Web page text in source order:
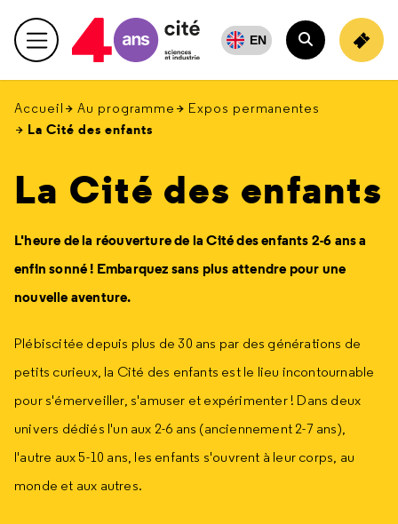
en
haut
Menu principal EN
Rechercher
Accueil Au programme Expos permanentes
La Cité des enfants
La Cité des enfants
L'heure de la réouverture de la Cité des enfants 2-6 ans a
enfin sonné ! Embarquez sans plus attendre pour une
nouvelle aventure.
Plébiscitée depuis plus de 30 ans par des générations de
petits curieux, la Cité des enfants est le lieu incontournable
pour s'émerveiller, s'amuser et expérimenter ! Dans deux
univers dédiés l'un aux 2-6 ans (anciennement 2-7 ans),
l'autre aux 5-10 ans, les enfants s'ouvrent à leur corps, au
monde et aux autres.